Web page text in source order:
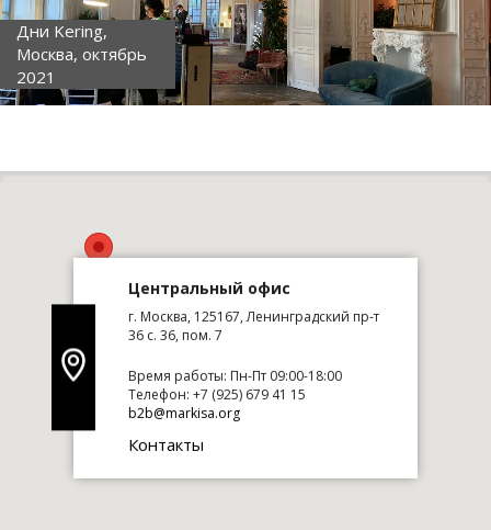
Дни Kering,
Москва, октябрь
2021
Центральный офис
г. Москва, 125167, Ленинградский пр-т
36 с. 36, пом. 7
Время работы: Пн-Пт 09:00-18:00
Телефон: +7 (925) 679 41 15
b2b@markisa.org
Контакты